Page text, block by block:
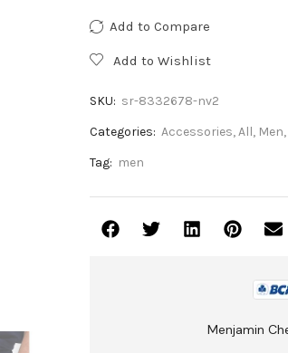
Add to Compare
Add to Wishlist
SKU: sr-8332678-nv2
Categories: Accessories,All, Men,
Tag: men
Menjamin